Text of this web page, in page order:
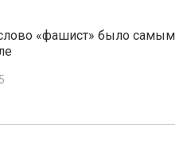
«фашист» было самым